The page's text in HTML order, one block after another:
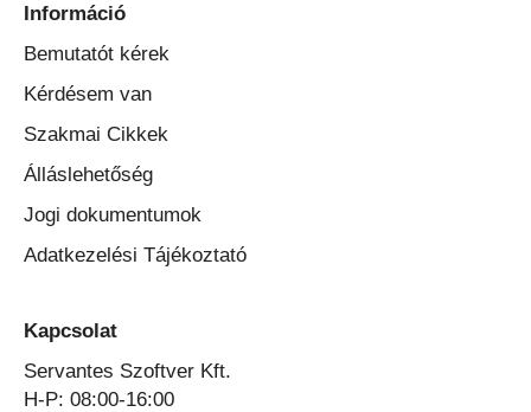
Információ
Bemutatót kérek
Kérdésem van
Szakmai Cikkek
Álláslehetőség
Jogi dokumentumok
Adatkezelési Tájékoztató
Kapcsolat
Servantes Szoftver Kft.
H-P: 08:00-16:00